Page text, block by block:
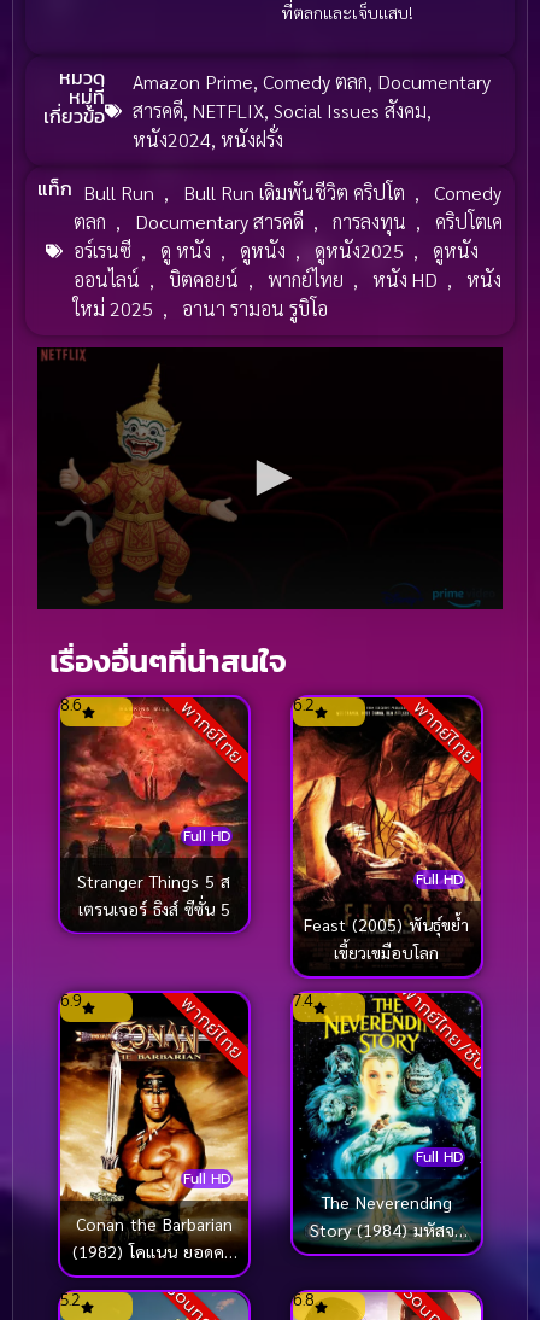
ที่ตลกและเจ็บแสบ!
หมวด
หมู่ที่
เกี่ยวข้อ
Amazon Prime,Comedy ตลก, Documentary
สารคดี,NETFLIX,Social Issues สังคม,
หนัง2024,หนังฝรั่ง
แท็ก Bull Run , Bull Run เดิมพันชีวิต คริปโต ,
Comedy
ตลก , Documentary สารคดี , การลงทุน ,
คริปโตเค
อร์เรนซี , ดู หนัง , ดูหนัง , ดูหนัง2025 ,
ดูหนัง
ออนไลน์ , บิตคอยน์ , พากย์ไทย , หนัง HD ,
หนัง
ใหม่ 2025 , อานา รามอน รูบิโอ
เรื่องอื่นๆที่น่าสนใจ
พากย์ไทย
Full HD
8.6
Stranger Things 5 ส
เตรนเจอร์ ธิงส์ ซีซั่น 5
พากย์ไทย
Full HD
6.2
Feast (2005) พันธุ์ขย้ำ
เขี้ยวเขมือบโลก
พากย์ไทย
Full HD
6.9
Conan the Barbarian
(1982) โคแนน ยอดคน
แดนเถื่อน
พากย์ไทย/ซับ
Full HD
7.4
The Neverending
Story (1984) มหัสจร
รย์สุดขอบฟ้า
5.2 6.8